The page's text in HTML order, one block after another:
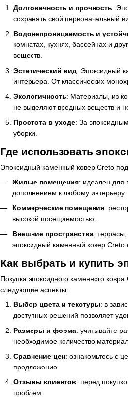
Долговечность и прочность:
сохранять свой первоначальный
Водонепроницаемость и
комнатах, кухнях, бассейнах и
веществ.
Эстетический вид: Эпоксидный
интерьера. От классических
Экологичность: Материалы, из
не выделяют вредных веществ и
Простота в уходе: За
уборки.
Где использовать
Эпоксидный каменный ковер Creto
Жилые помещения: идеален для
дополнением к любому интерьеру.
Коммерческие помещения:
высокой посещаемостью.
Внешние пространства:
эпоксидный каменный ковер Creto
Как выбрать и купить
Покупка эпоксидного каменного
следующие аспекты:
Выбор цвета и текстуры: в
доступных решений позволяет
Размеры и форма: учитывайте
необходимое количество
Сравнение цен: ознакомьтесь с
предложение.
Отзывы клиентов: перед
проблем.